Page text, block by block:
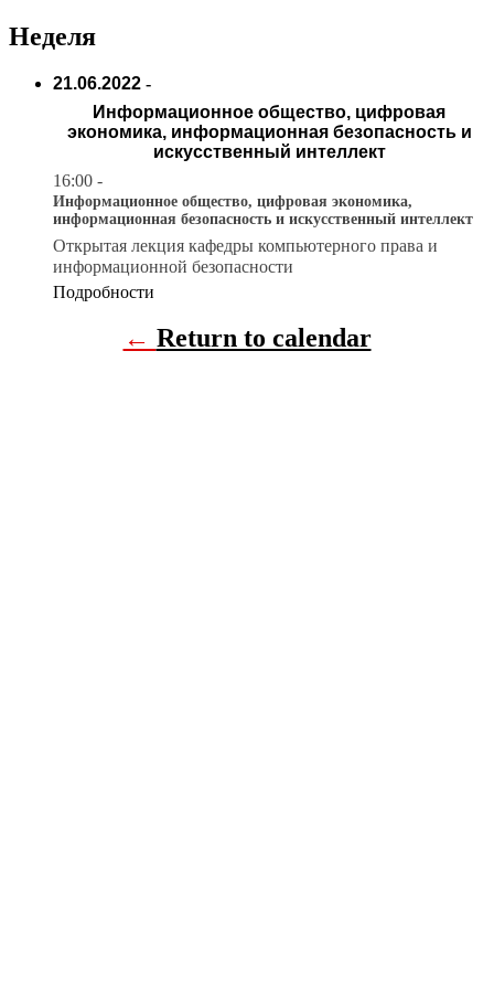
Неделя
21.06.2022 -
Информационное общество, цифровая
экономика, информационная безопасность и
искусственный интеллект
16:00 -
Информационное общество, цифровая экономика,
информационная безопасность и искусственный интеллект
Открытая лекция кафедры компьютерного права и
информационной безопасности
Подробности
← Return to calendar